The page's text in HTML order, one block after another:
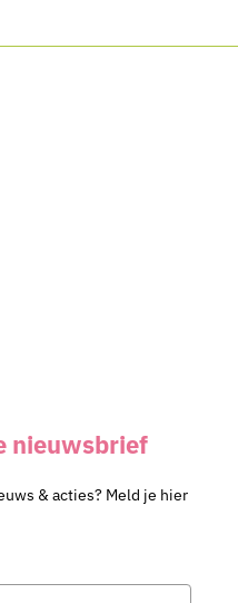
nieuwsbrief
& acties? Meld je hier